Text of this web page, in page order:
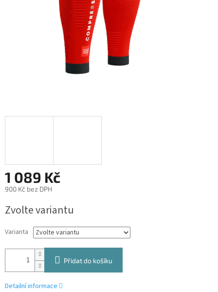
1 089 Kč
900 Kč bez DPH
cena:
Zvolte variantu
Varianta
Přidat do košíku
Detailní informace